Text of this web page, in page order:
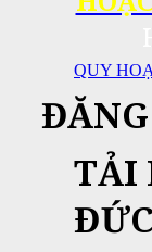
QUY
TẢI
ĐỨC